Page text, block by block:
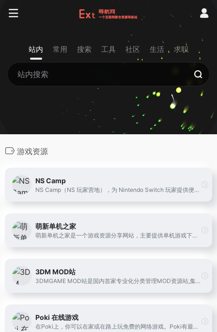
站内 常用 搜索 工具 社区 生活 求职
游戏资源
NS Camp
NS Camp（NS 玩家营地），为 Nintendo Switch 玩家提供便捷的中文游戏搜索与资源导航。支持按标题搜索 Switch 游戏，快速获取网盘链接与提取码，专注高质量整理与分享。
萌新单机之家
萌新单机之家是一个游戏资源分享网站，主要提供单机游戏下载、游戏攻略、游戏评测等服务。网站上的游戏资源涵盖了多个游戏平台和类型，如PC、PS4、Xbox、Switch等，包括动作、冒险、角色扮演、模拟经营等多种类型的游戏。此外，网站还提供游戏资讯和社区互动等功能，让玩家们能够更好地了解游戏行业和交流游戏心得。
3DM MOD站
3DMGAME MOD站是国内首家专业化分类管理MOD资源站,集成海量热门游戏MOD资源,提供高速便捷的Mod浏览下载体验,欢迎各位MOD爱好者前来发布/下载MOD。
Poki 在线游戏
在Poki上，你可以在家或在路上玩免费的网络游戏。Poki有最好的在线游戏选择，并提供了最有趣的体验，独自或与朋友一起玩。我们支持手机和桌面游戏。